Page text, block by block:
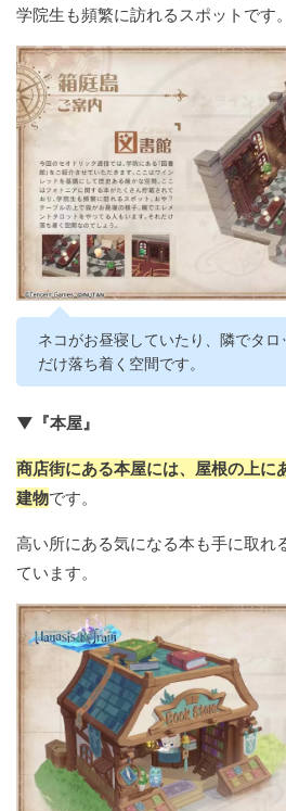
学院生も頻繁に訪れるスポットです。
ネコがお昼寝していたり、隣でタ
だけ落ち着く空間です。
▼『本屋』
商店街にある本屋には、屋根の上に
建物です。
高い所にある気になる本も手に取れ
ています。